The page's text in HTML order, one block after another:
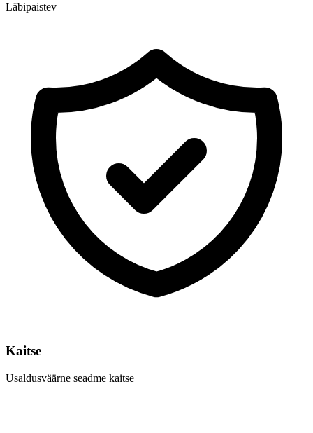
Läbipaistev
Kaitse
Usaldusväärne seadme kaitse